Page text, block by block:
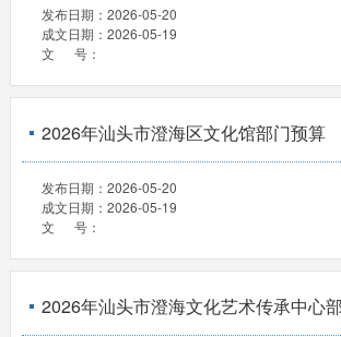
发布日期： 2026-05-20
成文日期： 2026-05-19
文 号：
2026年汕头市澄海区文化馆部门预算
发布日期： 2026-05-20
成文日期： 2026-05-19
文 号：
2026年汕头市澄海文化艺术传承中心